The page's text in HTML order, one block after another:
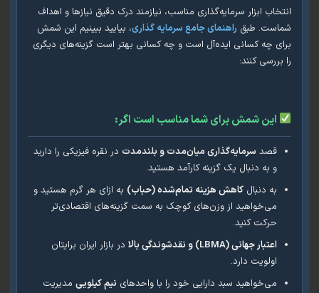
ابزار سرمایه‌گذاری مناسب، نیازمند درک دقیق نیازها و اهداف
طبقراهنمای جامع سرمایه گذاری، بیایید ببینیم این شمش
چه کسانی ایده‌آل است و چه کسانی بهتر است گزینه‌های دیگری
کنند:
این شمش برای شما مناسب است اگر:
سرمایه‌گذاری میان‌مدت و بلندمدت در نقره فیزیکی را دارید
و به دنبال یک گزینه کارآمد هستید.
به دنبال کاهش هزینه تمام‌شده (حباب)به ازای هر گرم هستید و
می‌خواهید از وزن‌های کوچک به سمت گزینه‌های اقتصادی‌تر
حرکت کنید.
اعتبار جهانی (LBMA) و نقدشوندگی بالا
در بازار ایران برایتان
اولویت دارد.
می‌خواهید سبد دارایی خود را با واحدهای نیم کیلوییمدیریت